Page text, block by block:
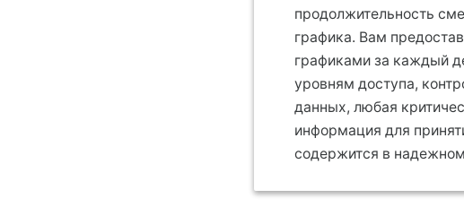
продолжительность
графика. Вам
графиками за каждый
уровням доступа,
данных, любая
информация для
содержится в